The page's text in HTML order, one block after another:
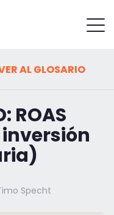
AL GLOSARIO
ROAS
Specht